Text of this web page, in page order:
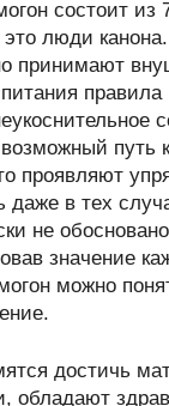
состоит из
люди
принимают
правила
путь
проявляют
даже в тех
не
значение
можно
достичь
обладают